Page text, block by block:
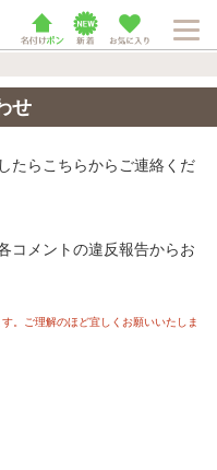
せ
たらこちらからご連絡くだ
コメントの違反報告からお
。ご理解のほど宜しくお願いいたしま